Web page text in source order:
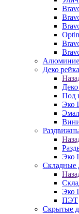
Деко рейка
Под
Эко
Эко
Складные
Эко
ПЭТ
Скрытые